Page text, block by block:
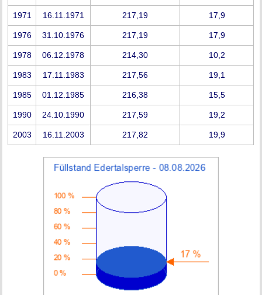
1971 16.11.1971 217,19 17,9
1976 31.10.1976 217,19 17,9
1978 06.12.1978 214,30 10,2
1983 17.11.1983 217,56 19,1
1985 01.12.1985 216,38 15,5
1990 24.10.1990 217,59 19,2
2003 16.11.2003 217,82 19,9